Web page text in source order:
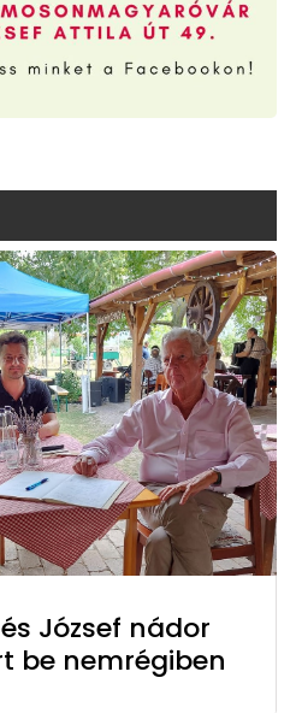
József nádor
be nemrégiben